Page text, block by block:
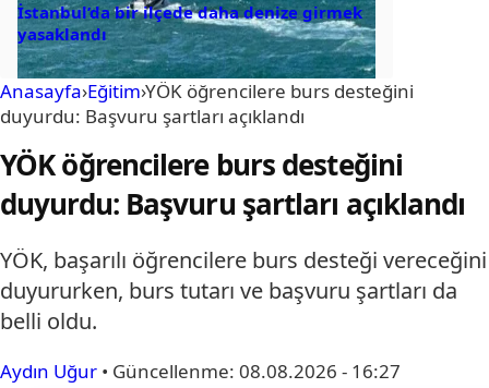
İstanbul’da bir ilçede daha denize girmek
yasaklandı
Anasayfa›Eğitim›YÖK öğrencilere burs desteğini
duyurdu: Başvuru şartları açıklandı
YÖK öğrencilere burs desteğini
duyurdu: Başvuru şartları açıklandı
YÖK, başarılı öğrencilere burs desteği vereceğini
duyururken, burs tutarı ve başvuru şartları da
belli oldu.
Aydın Uğur • Güncellenme: 08.08.2026 - 16:27